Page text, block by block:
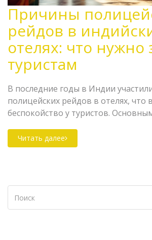
Причины
рейдов в
отелях: что нужно
туристам
В последние годы в Индии
полицейских рейдов в отелях, что
беспокойство у туристов.
деятельностью, обеспечение
соблюдение местных законов и
избежать неприятных ситуаций.
по обеспечению своей
местной культуры во время
Читать далее